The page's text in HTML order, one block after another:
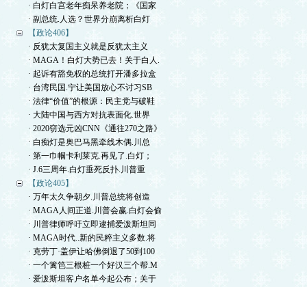
· 白灯白宫老年痴呆养老院；《国家
· 副总统.人选？世界分崩离析白灯
【政论406】
· 反犹太复国主义就是反犹太主义
· MAGA！白灯大势已去！关于白人.
· 起诉有豁免权的总统打开潘多拉盒
· 台湾民国.宁让美国放心不讨习SB
· 法律“价值”的根源：民主党与破鞋
· 大陆中国与西方对抗表面化.世界
· 2020窃选元凶CNN《通往270之路》
· 白痴灯是奥巴马黑牵线木偶.川总
· 第一巾帼卡利莱克.再见了.白灯；
· J.6三周年.白灯垂死反扑.川普重
【政论405】
· 万年太久争朝夕.川普总统将创造
· MAGA人间正道.川普会赢.白灯会偷
· 川普律师呼吁立即逮捕爱泼斯坦同
· MAGA时代..新的民粹主义多数.将
· 克劳丁·盖伊让哈佛倒退了50到100
· 一个篱笆三根桩一个好汉三个帮.M
· 爱泼斯坦客户名单今起公布；关于